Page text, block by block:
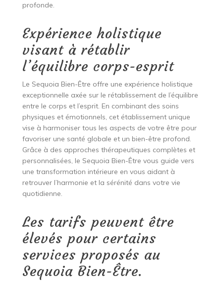
profonde.
Expérience holistique
visant à rétablir
l’équilibre corps-esprit
Le Sequoia Bien-Être offre une expérience holistique
exceptionnelle axée sur le rétablissement de l’équilibre
entre le corps et l’esprit. En combinant des soins
physiques et émotionnels, cet établissement unique
vise à harmoniser tous les aspects de votre être pour
favoriser une santé globale et un bien-être profond.
Grâce à des approches thérapeutiques complètes et
personnalisées, le Sequoia Bien-Être vous guide vers
une transformation intérieure en vous aidant à
retrouver l’harmonie et la sérénité dans votre vie
quotidienne.
Les tarifs peuvent être
élevés pour certains
services proposés au
Sequoia Bien-Être.